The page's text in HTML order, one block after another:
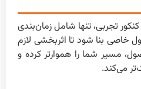
تجربی، تنها شامل زمان‌بندی
خاصی بنا شود تا اثربخشی لازم
مسیر شما را هموارتر کرده و
می‌کند.